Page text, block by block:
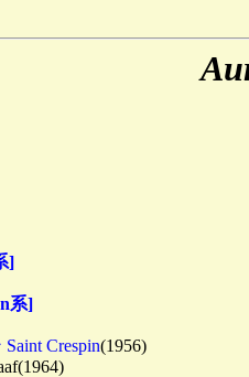
]
系]
Crespin(1956)